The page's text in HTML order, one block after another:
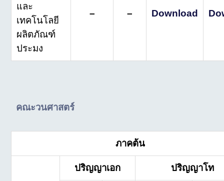
และ
เทคโนโลยี
ผลิตภัณฑ์
ประมง
– – Download
คณะวนศาสตร์
ภาคต้น
ปริญญาเอก ปริญญาโท